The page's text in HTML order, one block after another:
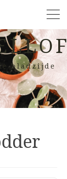
bladzijde